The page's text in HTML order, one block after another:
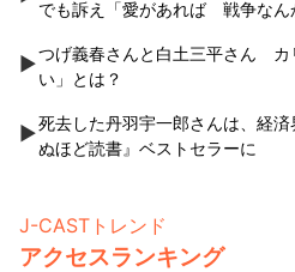
でも訴え「愛があれば 戦争なん
つげ義春さんと白土三平さん カ
い」とは？
死去した丹羽宇一郎さんは、経
ぬほど読書』ベストセラーに
J-CASTトレンド
アクセスランキング